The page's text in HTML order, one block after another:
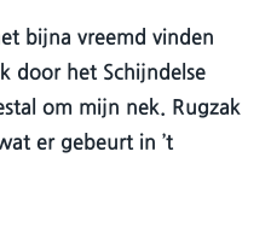
bijna vreemd vinden
door het Schijndelse
om mijn nek. Rugzak
er gebeurt in ’t